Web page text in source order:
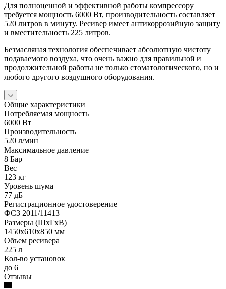
Для полноценной и эффективной работы компрессору
требуется мощность 6000 Вт, производительность составляет
520 литров в минуту. Ресивер имеет антикоррозийную защиту
и вместительность 225 литров.
Безмасляная технология обеспечивает абсолютную чистоту
подаваемого воздуха, что очень важно для правильной и
продолжительной работы не только стоматологического, но и
любого другого воздушного оборудования.
Общие характеристики
Потребляемая мощность
6000 Вт
Производительность
520 л/мин
Максимальное давление
8 Бар
Вес
123 кг
Уровень шума
77 дБ
Регистрационное удостоверение
ФСЗ 2011/11413
Размеры (ШхГхВ)
1450х610х850 мм
Объем ресивера
225 л
Кол-во установок
до 6
Отзывы